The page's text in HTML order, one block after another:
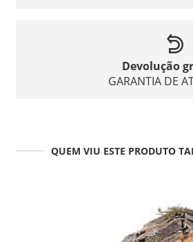
Devolução
GARANTIA DE
QUEM VIU ESTE PRODUTO